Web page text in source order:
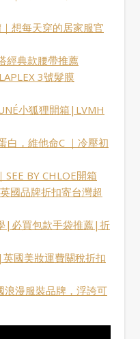
想每天穿的居家服官
經典款腰帶推薦
3號髮膜
小狐狸開箱|LVMH
白，維他命C ｜冷壓初
BY CHLOE開箱
國品牌折扣寄台灣超
|必買包款手袋推薦|折
國美妝運費關稅折扣
浪漫服裝品牌，浮誇可